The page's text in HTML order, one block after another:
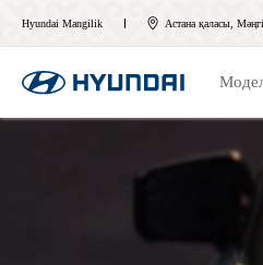
Hyundai Mangilik Астана қаласы,